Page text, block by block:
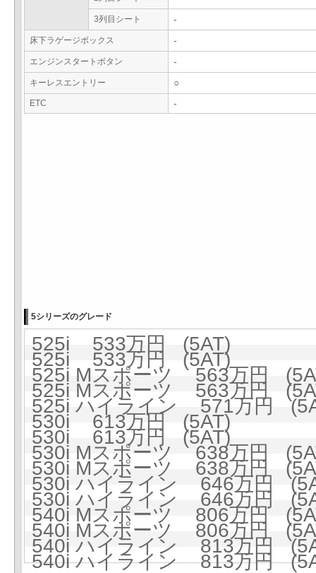
3列目シート -
床下ラゲージボックス -
エンジンスタートボタン -
キーレスエントリー ○
ETC -
5シリーズのグレード
525i 533万円 (5AT)
525i 533万円 (5AT)
525i Mスポーツ 563万円
525i Mスポーツ 563万円
525i ハイライン 571万円
530i 613万円 (5AT)
530i 613万円 (5AT)
530i Mスポーツ 638万円
530i Mスポーツ 638万円
530i ハイライン 646万円
530i ハイライン 646万円
540i Mスポーツ 806万円
540i Mスポーツ 806万円
540i ハイライン 813万円
540i ハイライン 813万円